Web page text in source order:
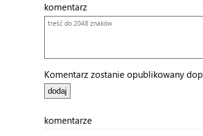
komentarz
Komentarz zostanie opublikowany
komentarze